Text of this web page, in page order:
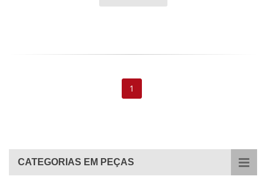
1
CATEGORIAS EM PEÇAS